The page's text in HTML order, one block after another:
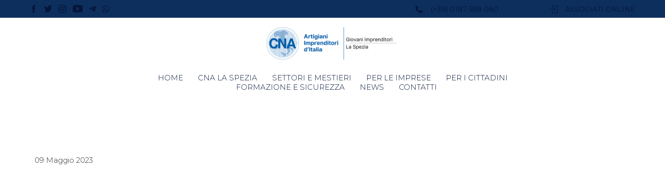
(+39) 0187 598 080 ASSOCIATI ONLINE
Skip
to
HOME CNA LA SPEZIA SETTORI E MESTIERI PER LE IMPRESE
PER I CITTADINI
FORMAZIONE E SICUREZZA
NEWS CONTATTI
09 Maggio 2023